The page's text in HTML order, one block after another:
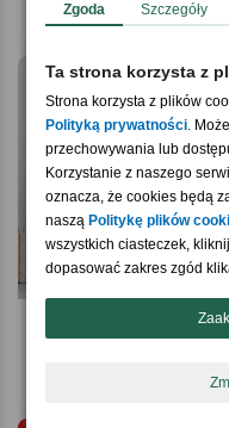
99,90 zł
Plakat personalizowany 31x41 cm
Zgoda Szczegóły
Ta strona korzysta z
Strona korzysta z plików
Polityką prywatności.
przechowywania lub
Korzystanie z naszego
oznacza, że cookies będą
naszą Politykę plików
wszystkich ciasteczek,
dopasować zakres zgód